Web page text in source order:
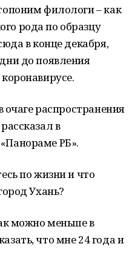
филологи – как
рода по образцу
в конце декабря,
до появления
очаге распространения
в
РБ».
по жизни и что
Ухань?
можно меньше в
что мне 24 года и